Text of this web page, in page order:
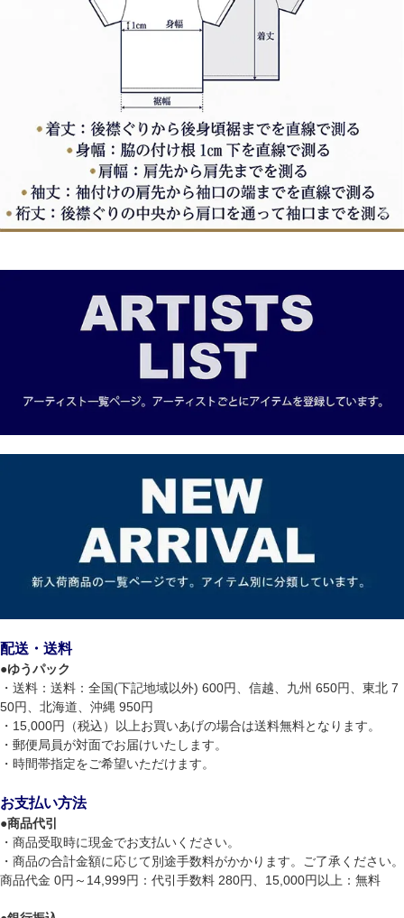
配送・送料
●ゆうパック
・送料：送料：全国(下記地域以外) 600円、信越、九州 650円、東北 7
50円、北海道、沖縄 950円
・15,000円（税込）以上お買いあげの場合は送料無料となります。
・郵便局員が対面でお届けいたします。
・時間帯指定をご希望いただけます。
お支払い方法
●商品代引
・商品受取時に現金でお支払いください。
・商品の合計金額に応じて別途手数料がかかります。ご了承ください。
商品代金 0円～14,999円：代引手数料 280円、15,000円以上：無料